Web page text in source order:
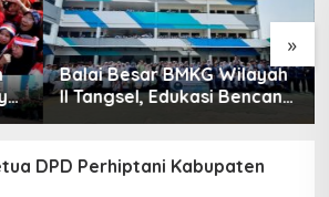
»
Komisaris Independen
Pertamina Patra Niaga
Terpikat Produk UMKM
Sentuhan Kemanusiaan dan
DPD Perhiptani Kabupaten